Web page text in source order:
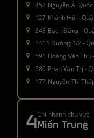
452 Nguyễn Ái
127 Khánh Hội -
348 Bạch Đằng -
1411 Đường 3/2 -
591 Hoàng Văn Thụ
580 Phan Văn Trị -
177 Nguyễn Thị
4Chi nhánh khu vực
Miền Trung